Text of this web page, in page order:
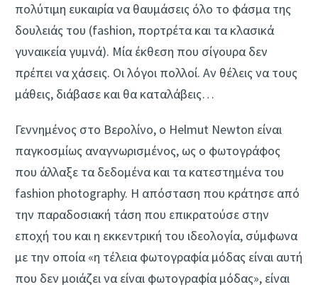
πολύτιμη ευκαιρία να θαυμάσεις όλο το φάσμα της
δουλειάς του (fashion, πορτρέτα και τα κλασικά
γυναικεία γυμνά). Μία έκθεση που σίγουρα δεν
πρέπει να χάσεις. Οι λόγοι πολλοί. Αν θέλεις να τους
μάθεις, διάβασε και θα καταλάβεις…
Γεννημένος στο Βερολίνο, ο Helmut Newton είναι
παγκοσμίως αναγνωρισμένος, ως ο φωτογράφος
που άλλαξε τα δεδομένα και τα κατεστημένα του
fashion photography. Η απόσταση που κράτησε από
την παραδοσιακή τάση που επικρατούσε στην
εποχή του και η εκκεντρική του ιδεολογία, σύμφωνα
με την οποία «η τέλεια φωτογραφία μόδας είναι αυτή
που δεν μοιάζει να είναι φωτογραφία μόδας», είναι